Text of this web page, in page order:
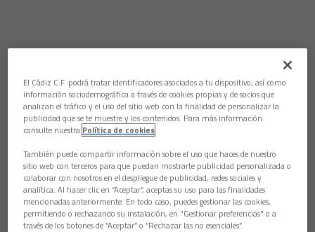
El Cádiz C.F. podrá tratar identificadores asociados a tu dispositivo, así como
información sociodemográfica a través de cookies propias y de socios que
analizan el tráfico y el uso del sitio web con la finalidad de personalizar la
publicidad que se te muestre y los contenidos. Para más información
consulte nuestra Política de cookies
También puede compartir información sobre el uso que haces de nuestro
sitio web con terceros para que puedan mostrarte publicidad personalizada o
colaborar con nosotros en el despliegue de publicidad, redes sociales y
analítica. Al hacer clic en “Aceptar”, aceptas su uso para las finalidades
mencionadas anteriormente. En todo caso, puedes gestionar las cookies,
permitiendo o rechazando su instalación, en "Gestionar preferencias" o a
través de los botones de “Aceptar” o “Rechazar las no esenciales”.